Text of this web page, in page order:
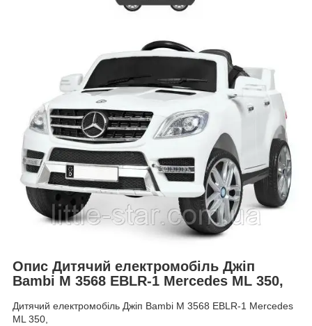
Опис Дитячий електромобіль Джіп
Bambi M 3568 EBLR-1 Mercedes ML 350,
Дитячий електромобіль Джіп Bambi M 3568 EBLR-1 Mercedes
ML 350,